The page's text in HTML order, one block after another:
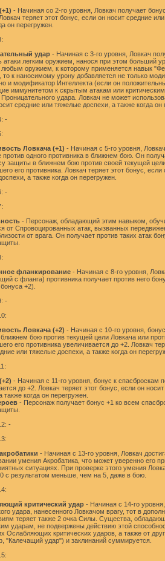
- Начиная со 2-го уровня, Ловкач получает
теряет этот бонус, если он носит средние
он перегружен.
удар - Начиная с 3-го уровня, Ловкач
атаки легким оружием, нанося при этом больший
оружием, к которому применяется навык
то к наносимому урону добавляется не только
и модификатор Интеллекта (если он
иммунитетом к скрытым атакам или
удара. Ловкач не может
средние или тяжелые доспехи, а также когда он
-
Ловкача (+1) - Начиная с 5-го уровня,
против одного противника в ближнем бою. Он
защиты в ближнем бою против своей текущей
его противника. Ловкач теряет этот бонус,
а также когда он перегружен.
-
- Персонаж, обладающий этим навыком,
от Спровоцированных атак, вызванных
от врага. Он получает против таких атак
фланкирование - Начиная с 8-го уровня,
с фланга) противника получает против него
+2).
-
Ловкача (+2) - Начиная с 10-го уровня,
бою против текущей цели Ловкача или
его противника увеличивается до +2. Ловкач
или тяжелые доспехи, а также когда он
- Начиная с 11-го уровня, бонус к спасброскам
до +2. Ловкач теряет этот бонус, если он
также когда он перегружен.
- Персонаж получает бонус +1 ко всем
-
- Начиная с 13-го уровня, Ловкач
умения Акробатика, что может уверенно его
ситуациях. При проверке этого умения
с результатом меньше, чем на 5, даже в бою.
критический удар - Начиная с 14-го
удара, нанесенного Ловкачом врагу, тот в
теряет также 2 очка Силы. Существа,
ударам, не подвержены действию этой
Ослабляющих критических ударов, а также от
"Калечащий удар") и заклинаний суммируется.